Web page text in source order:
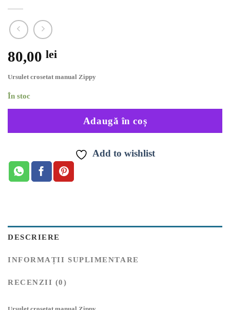
80,00 lei
Ursulet crosetat manual Zippy
În stoc
Adaugă în coș
Add to wishlist
DESCRIERE
INFORMAȚII SUPLIMENTARE
RECENZII (0)